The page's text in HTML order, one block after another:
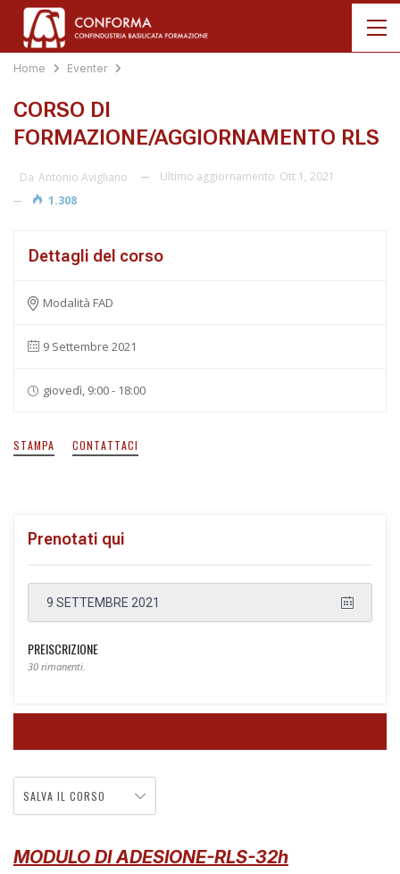
Home Eventer
CORSO DI
FORMAZIONE/AGGIORNAMENTO RLS
Da Antonio Avigliano Ultimo aggiornamento Ott 1, 2021
1.308
Dettagli del corso
Modalità FAD
9 Settembre 2021
giovedì, 9:00 - 18:00
STAMPA CONTATTACI
Prenotati qui
9 SETTEMBRE 2021
PREISCRIZIONE
30 rimanenti.
SALVA IL CORSO
MODULO DI ADESIONE-RLS-32h